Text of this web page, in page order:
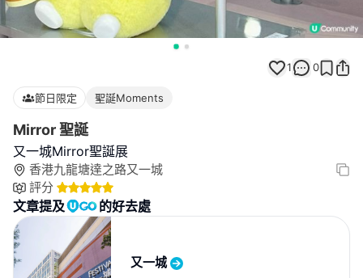
1 0
節日限定 聖誕Moments
Mirror 聖誕
又一城Mirror聖誕展
香港九龍塘達之路又一城
評分
文章提及 的好去處
又一城